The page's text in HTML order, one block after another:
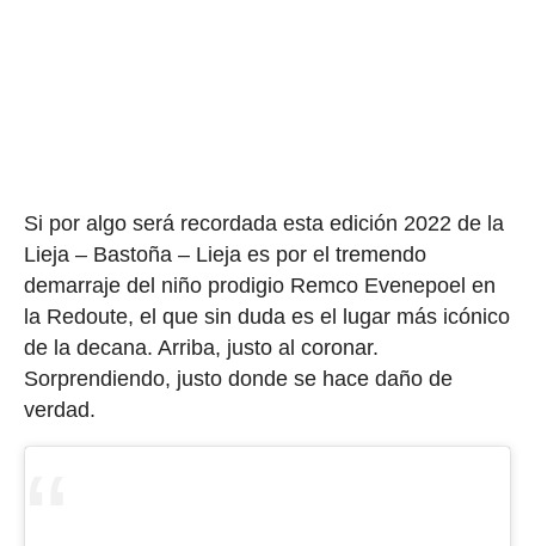
Si por algo será recordada esta edición 2022 de la
Lieja – Bastoña – Lieja es por el tremendo
demarraje del niño prodigio Remco Evenepoel en
la Redoute, el que sin duda es el lugar más icónico
de la decana. Arriba, justo al coronar.
Sorprendiendo, justo donde se hace daño de
verdad.